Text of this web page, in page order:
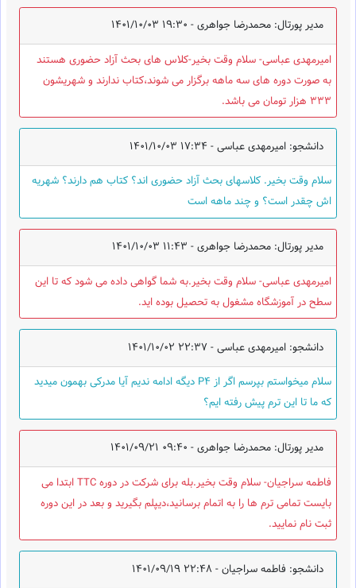
مدیر پورتال: محمدرضا جواهری - 1401/10/03 19:30
امیرمهدی عباسی- سلام وقت بخیر-کلاس های بحث آزاد حضوری هستند
به صورت دوره های سه ماهه برگزار می شوند،کتاب ندارند و شهریشون
333 هزار تومان می باشد.
دانشجو: امیرمهدی عباسی - 1401/10/03 17:34
سلام وقت بخیر. کلاسهای بحث آزاد حضوری اند؟ کتاب هم دارند؟ شهریه
اش چقدر است؟ و چند ماهه است
مدیر پورتال: محمدرضا جواهری - 1401/10/03 11:43
امیرمهدی عباسی- سلام وقت بخیر.به شما گواهی داده می شود که تا این
سطح در آموزشگاه مشغول به تحصیل بوده اید.
دانشجو: امیرمهدی عباسی -1401/10/02 22:37
سلام میخواستم بپرسم اگر از P4 دیگه ادامه ندیم آیا مدرکی بهمون میدید
که ما تا این ترم پیش رفته ایم؟
مدیر پورتال: محمدرضا جواهری - 1401/09/21 09:40
فاطمه سراجیان- سلام وقت بخیر.بله برای شرکت در دوره TTC ابتدا می
بایست تمامی ترم ها را به اتمام برسانید،دیپلم بگیرید و بعد در این دوره
ثبت نام نمایید.
دانشجو: فاطمه سراجیان -1401/09/19 22:48